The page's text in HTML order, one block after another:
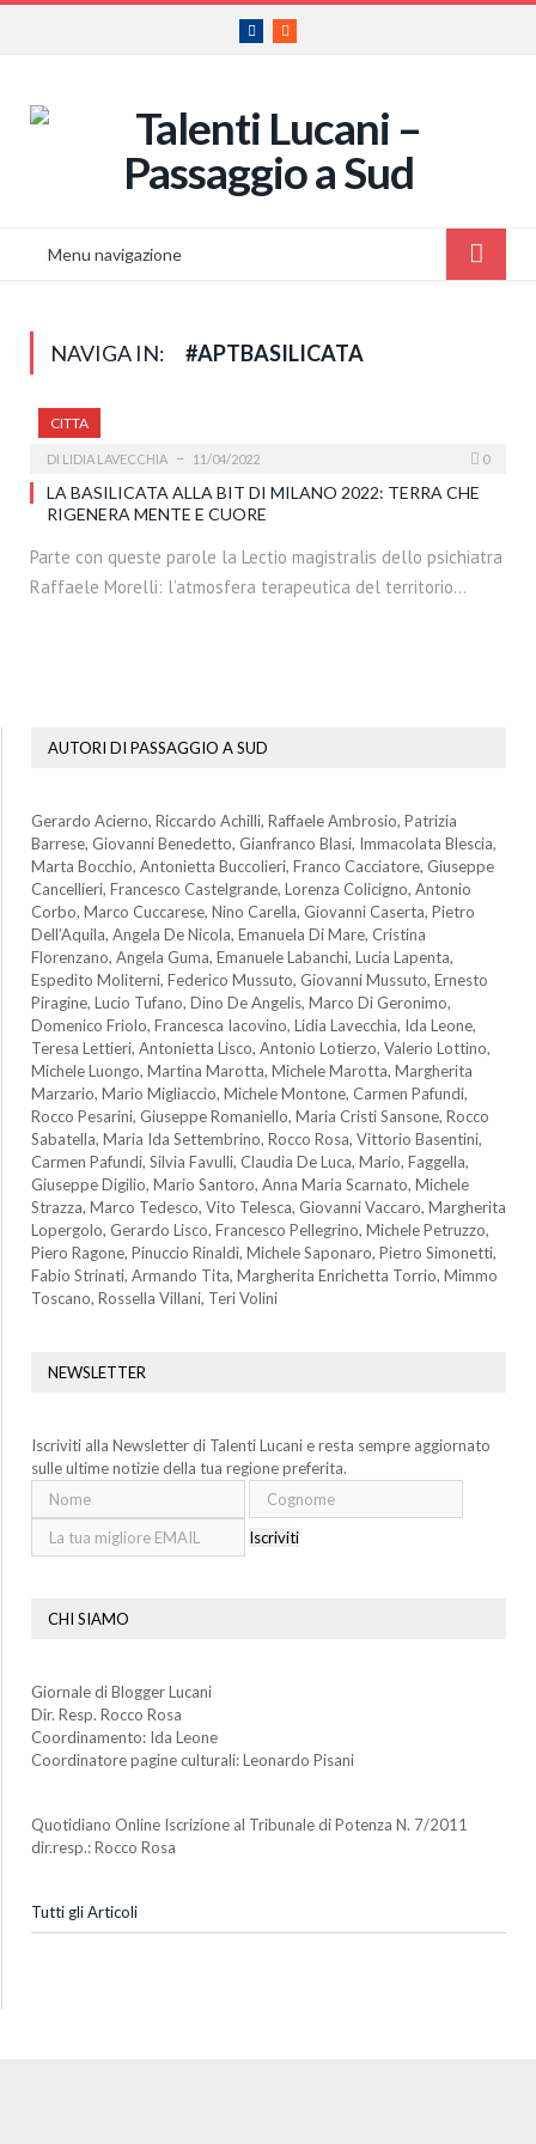
Facebook
RSS
Menu navigazione
NAVIGA IN: #APTBASILICATA
CITTA
DI LIDIA LAVECCHIA 11/04/2022 0
LA BASILICATA ALLA BIT DI MILANO 2022: TERRA CHE
RIGENERA MENTE E CUORE
Parte con queste parole la Lectio magistralis dello psichiatra
Raffaele Morelli: l’atmosfera terapeutica del territorio…
AUTORI DI PASSAGGIO A SUD
Gerardo Acierno, Riccardo Achilli, Raffaele Ambrosio, Patrizia
Barrese, Giovanni Benedetto, Gianfranco Blasi, Immacolata Blescia,
Marta Bocchio, Antonietta Buccolieri, Franco Cacciatore, Giuseppe
Cancellieri, Francesco Castelgrande, Lorenza Colicigno, Antonio
Corbo, Marco Cuccarese, Nino Carella, Giovanni Caserta, Pietro
Dell’Aquila, Angela De Nicola, Emanuela Di Mare, Cristina
Florenzano, Angela Guma, Emanuele Labanchi, Lucia Lapenta,
Espedito Moliterni, Federico Mussuto, Giovanni Mussuto, Ernesto
Piragine, Lucio Tufano, Dino De Angelis, Marco Di Geronimo,
Domenico Friolo, Francesca Iacovino, Lidia Lavecchia, Ida Leone,
Teresa Lettieri, Antonietta Lisco, Antonio Lotierzo, Valerio Lottino,
Michele Luongo, Martina Marotta, Michele Marotta, Margherita
Marzario, Mario Migliaccio, Michele Montone, Carmen Pafundi,
Rocco Pesarini, Giuseppe Romaniello, Maria Cristi Sansone, Rocco
Sabatella, Maria Ida Settembrino, Rocco Rosa, Vittorio Basentini,
Carmen Pafundi, Silvia Favulli, Claudia De Luca, Mario, Faggella,
Giuseppe Digilio, Mario Santoro, Anna Maria Scarnato, Michele
Strazza, Marco Tedesco, Vito Telesca, Giovanni Vaccaro, Margherita
Lopergolo, Gerardo Lisco, Francesco Pellegrino, Michele Petruzzo,
Piero Ragone, Pinuccio Rinaldi, Michele Saponaro, Pietro Simonetti,
Fabio Strinati, Armando Tita, Margherita Enrichetta Torrio, Mimmo
Toscano, Rossella Villani, Teri Volini
NEWSLETTER
Iscriviti alla Newsletter di Talenti Lucani e resta sempre aggiornato
sulle ultime notizie della tua regione preferita.
Iscriviti
CHI SIAMO
Giornale di Blogger Lucani
Dir. Resp. Rocco Rosa
Coordinamento: Ida Leone
Coordinatore pagine culturali: Leonardo Pisani
Quotidiano Online Iscrizione al Tribunale di Potenza N. 7/2011
dir.resp.: Rocco Rosa
Tutti gli Articoli